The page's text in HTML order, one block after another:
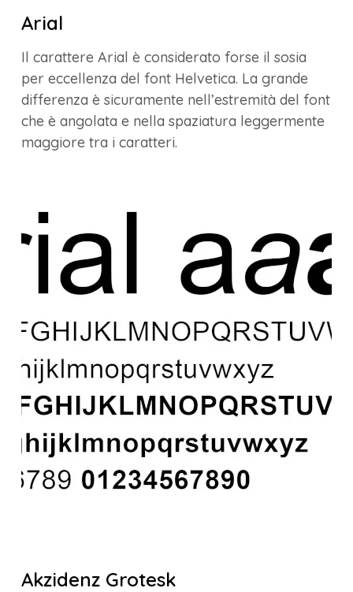
Arial
Il carattere Arial è considerato forse il sosia
per eccellenza del font Helvetica. La grande
differenza è sicuramente nell’estremità del font
che è angolata e nella spaziatura leggermente
maggiore tra i caratteri.
Akzidenz Grotesk